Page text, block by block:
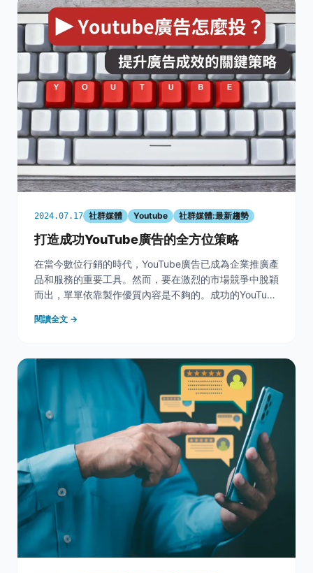
2024.07.17 社群媒體 Youtube 社群媒體:最新趨勢
打造成功YouTube廣告的全方位策略
在當今數位行銷的時代，YouTube廣告已成為企業推廣產
品和服務的重要工具。然而，要在激烈的市場競爭中脫穎
而出，單單依靠製作優質內容是不夠的。成功的YouTube
持續優化，每一個步驟都至關重要。本文將詳細介紹如何
閱讀全文 →